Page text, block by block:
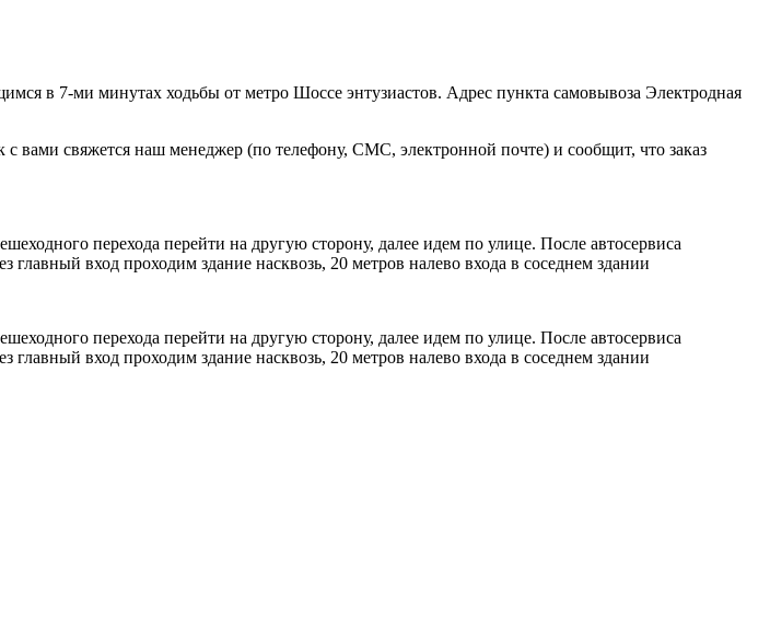
в 7-ми минутах ходьбы от метро Шоссе энтузиастов. Адрес пункта самовывоза Электродная
вами свяжется наш менеджер (по телефону, СМС, электронной почте) и сообщит, что заказ
перехода перейти на другую сторону, далее идем по улице. После автосервиса
вход проходим здание насквозь, 20 метров налево входа в соседнем здании
перехода перейти на другую сторону, далее идем по улице. После автосервиса
вход проходим здание насквозь, 20 метров налево входа в соседнем здании